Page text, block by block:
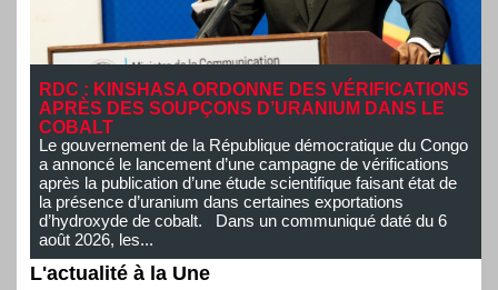
RDC : KINSHASA ORDONNE DES VÉRIFICATIONS
APRÈS DES SOUPÇONS D’URANIUM DANS LE
COBALT
Le gouvernement de la République démocratique du Congo
a annoncé le lancement d’une campagne de vérifications
après la publication d’une étude scientifique faisant état de
la présence d’uranium dans certaines exportations
d’hydroxyde de cobalt. Dans un communiqué daté du 6
août 2026, les...
L'actualité à la Une